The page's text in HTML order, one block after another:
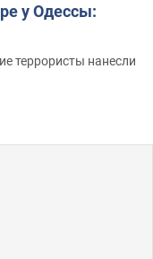
у Одессы:
террористы нанесли